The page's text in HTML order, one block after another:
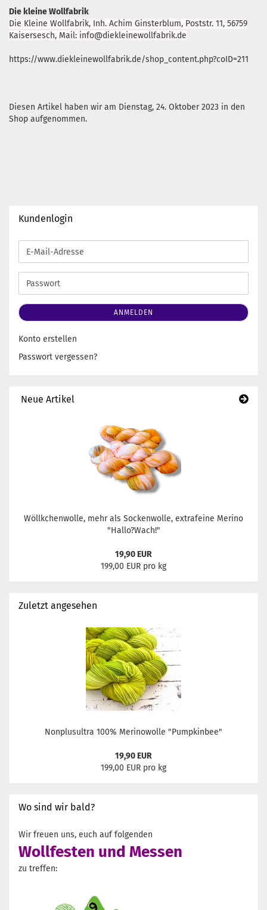
Die kleine Wollfabrik
Die Kleine Wollfabrik, Inh. Achim Ginsterblum, Poststr. 11, 56759
Kaisersesch, Mail: info@diekleinewollfabrik.de
https://www.diekleinewollfabrik.de/shop_content.php?coID=211
Diesen Artikel haben wir am Dienstag, 24. Oktober 2023 in den
Shop aufgenommen.
Kundenlogin
E-
Mail-
Adresse
Passwort
ANMELDEN
Konto erstellen
Passwort vergessen?
Neue Artikel
Wöllkchenwolle, mehr als Sockenwolle, extrafeine Merino
"Hallo?Wach!"
19,90 EUR
199,00 EUR pro kg
Zuletzt angesehen
Nonplusultra 100% Merinowolle "Pumpkinbee"
19,90 EUR
199,00 EUR pro kg
Wo sind wir bald?
Wir freuen uns, euch auf folgenden
Wollfesten und Messen
zu treffen: